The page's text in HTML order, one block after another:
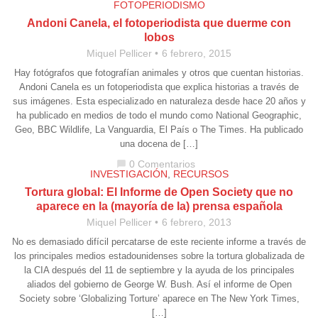
FOTOPERIODISMO
Andoni Canela, el fotoperiodista que duerme con
lobos
Miquel Pellicer 6 febrero, 2015
Hay fotógrafos que fotografían animales y otros que cuentan historias.
Andoni Canela es un fotoperiodista que explica historias a través de
sus imágenes. Esta especializado en naturaleza desde hace 20 años y
ha publicado en medios de todo el mundo como National Geographic,
Geo, BBC Wildlife, La Vanguardia, El País o The Times. Ha publicado
una docena de […]
0 Comentarios
INVESTIGACIÓN
RECURSOS
Tortura global: El Informe de Open Society que no
aparece en la (mayoría de la) prensa española
Miquel Pellicer 6 febrero, 2013
No es demasiado difícil percatarse de este reciente informe a través de
los principales medios estadounidenses sobre la tortura globalizada de
la CIA después del 11 de septiembre y la ayuda de los principales
aliados del gobierno de George W. Bush. Así el informe de Open
Society sobre ‘Globalizing Torture’ aparece en The New York Times,
[…]